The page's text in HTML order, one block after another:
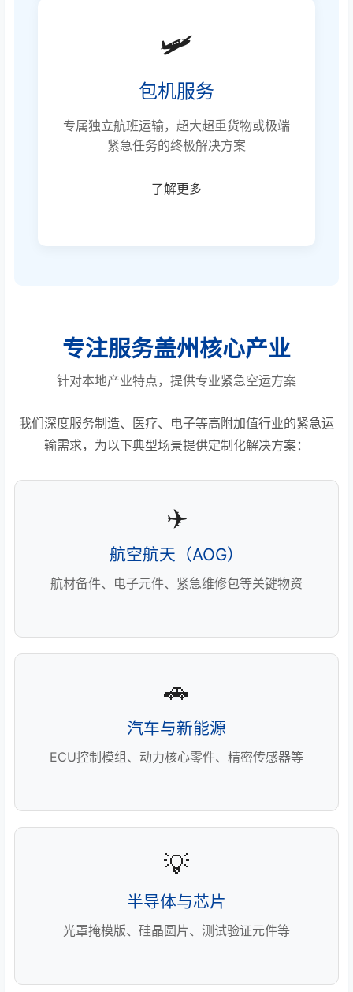
🛩️
包机服务
专属独立航班运输，超大超重货物或极端
紧急任务的终极解决方案
了解更多
专注服务盖州核心产业
针对本地产业特点，提供专业紧急空运方案
我们深度服务制造、医疗、电子等高附加值行业的紧急运
输需求，为以下典型场景提供定制化解决方案：
✈️
航空航天（AOG）
航材备件、电子元件、紧急维修包等关键物资
🚗
汽车与新能源
ECU控制模组、动力核心零件、精密传感器等
💡
半导体与芯片
光罩掩模版、硅晶圆片、测试验证元件等